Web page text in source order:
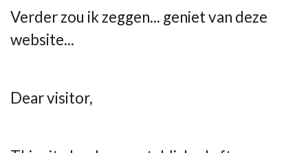
Verder zou ik zeggen... geniet van deze
website...
Dear visitor,